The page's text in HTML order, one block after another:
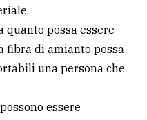
quanto possa essere
fibra di amianto possa
una persona che
essere